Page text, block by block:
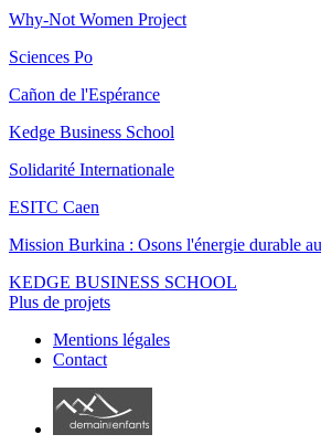
Why-Not Women Project
Sciences Po
Cañon de l'Espérance
Kedge Business School
Solidarité Internationale
ESITC Caen
Mission Burkina : Osons l'énergie durable
KEDGE BUSINESS SCHOOL
Plus de projets
Mentions légales
Contact